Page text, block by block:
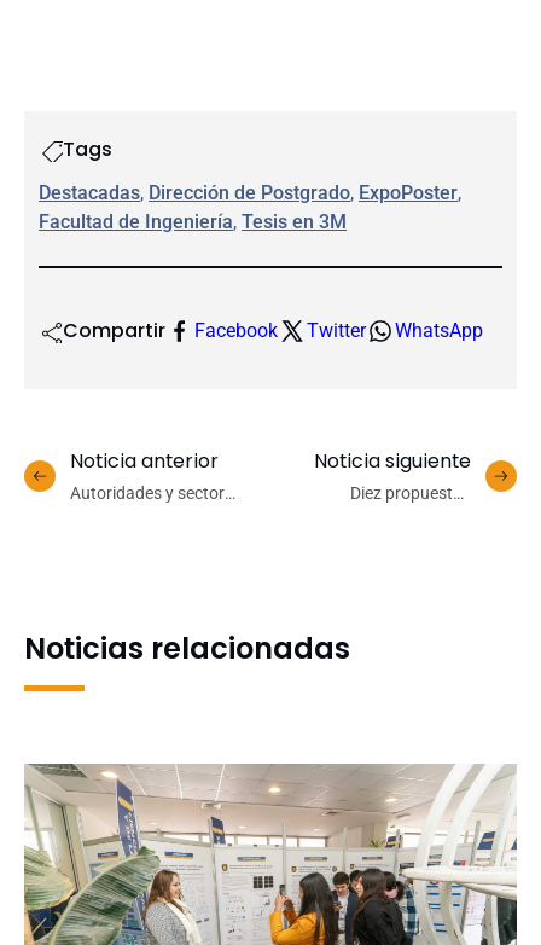
Tags
Destacadas, Dirección de Postgrado, ExpoPoster
Facultad de Ingeniería, Tesis en 3M
Compartir Facebook Twitter WhatsApp
Noticia anterior
Autoridades y sector
Noticia siguiente
Diez propuestas
Noticias relacionadas